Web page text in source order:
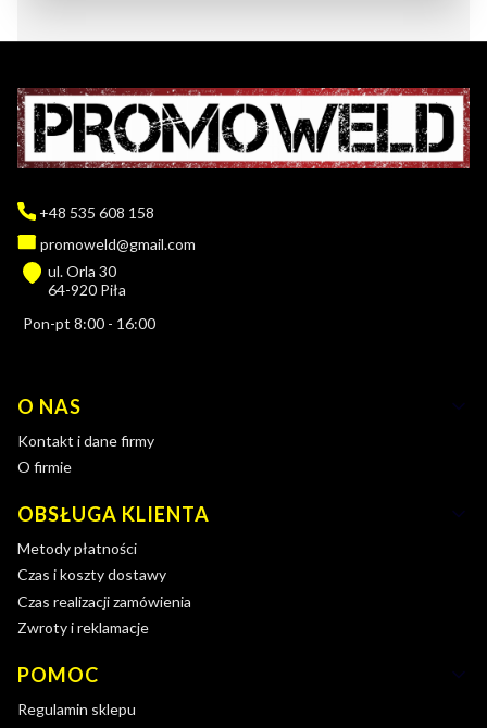
+48 535 608 158
promoweld@gmail.com
ul. Orla 30
64-920 Piła
Pon-pt 8:00 - 16:00
Linki w stopce
O NAS
Kontakt i dane firmy
O firmie
OBSŁUGA KLIENTA
Metody płatności
Czas i koszty dostawy
Czas realizacji zamówienia
Zwroty i reklamacje
POMOC
Regulamin sklepu